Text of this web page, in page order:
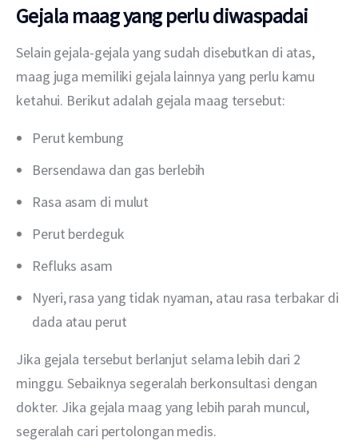
Gejala maag yang perlu diwaspadai
Selain gejala-gejala yang sudah disebutkan di atas,
maag juga memiliki gejala lainnya yang perlu kamu
ketahui. Berikut adalah gejala maag tersebut:
Perut kembung
Bersendawa dan gas berlebih
Rasa asam di mulut
Perut berdeguk
Refluks asam
Nyeri, rasa yang tidak nyaman, atau rasa terbakar di
dada atau perut
Jika gejala tersebut berlanjut selama lebih dari 2
minggu. Sebaiknya segeralah berkonsultasi dengan
dokter. Jika gejala maag yang lebih parah muncul,
segeralah cari pertolongan medis.